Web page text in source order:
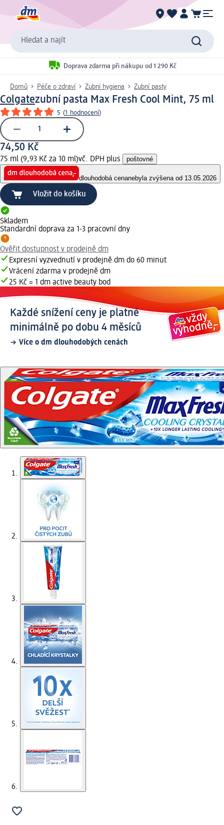
Hledat a najít
Doprava zdarma při nákupu od 1 290 Kč
Domů Péče o zdraví Zubní hygiena Zubní pasty
Colgatezubní pasta Max Fresh Cool Mint, 75 ml
5 (1 hodnocení)
74,50 Kč
75 ml (9,93 Kč za 10 ml)vč. DPH plus poštovné
dlouhodobá cenanebyla zvýšena od 13.05.2026
Vložit do košíku
Skladem
Standardní doprava za 1-3 pracovní dny
Ověřit dostupnost v prodejně dm
Expresní vyzvednutí v prodejně dm do 60 minut
Vrácení zdarma v prodejně dm
25 Kč = 1 dm active beauty bod
Každé snížení ceny je platné
minimálně po dobu 4 měsíců
Více o dm dlouhodobých cenách